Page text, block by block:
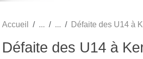
Accueil Défaite des U14 à
Défaite des U14 à